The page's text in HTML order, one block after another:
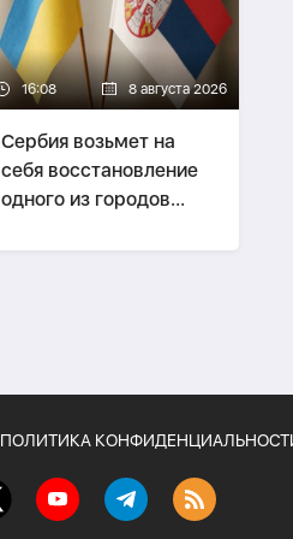
16:08 8 августа 2026
Сербия возьмет на
себя восстановление
одного из городов
ПОЛИТИКА